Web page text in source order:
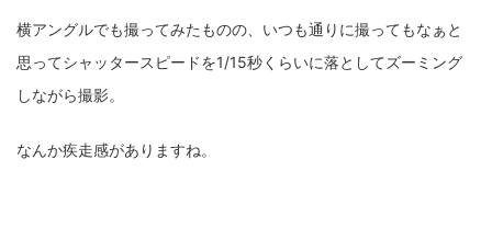
横アングルでも撮ってみたものの、いつも通りに撮ってもなぁと
思ってシャッタースピードを1/15秒くらいに落としてズーミング
しながら撮影。
なんか疾走感がありますね。